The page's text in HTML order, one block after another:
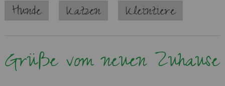
Hunde
Katzen Kleintiere
Grüße vom neuen Zuhause